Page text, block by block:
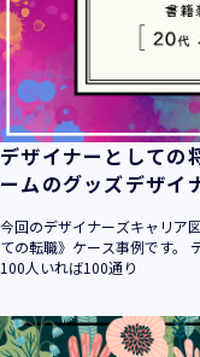
デザイナーとしての
ームのグッズデザイ
今回のデザイナーズキャリア
ての転職》ケース事例です。
100人いれば100通り